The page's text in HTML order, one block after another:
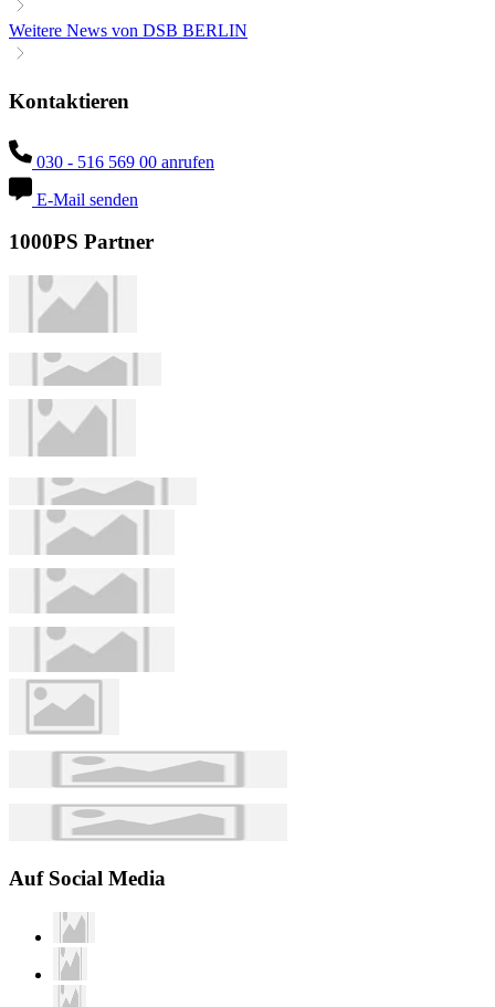
Weitere News von DSB BERLIN
Kontaktieren
030 - 516 569 00 anrufen
E-Mail senden
1000PS Partner
Auf Social Media